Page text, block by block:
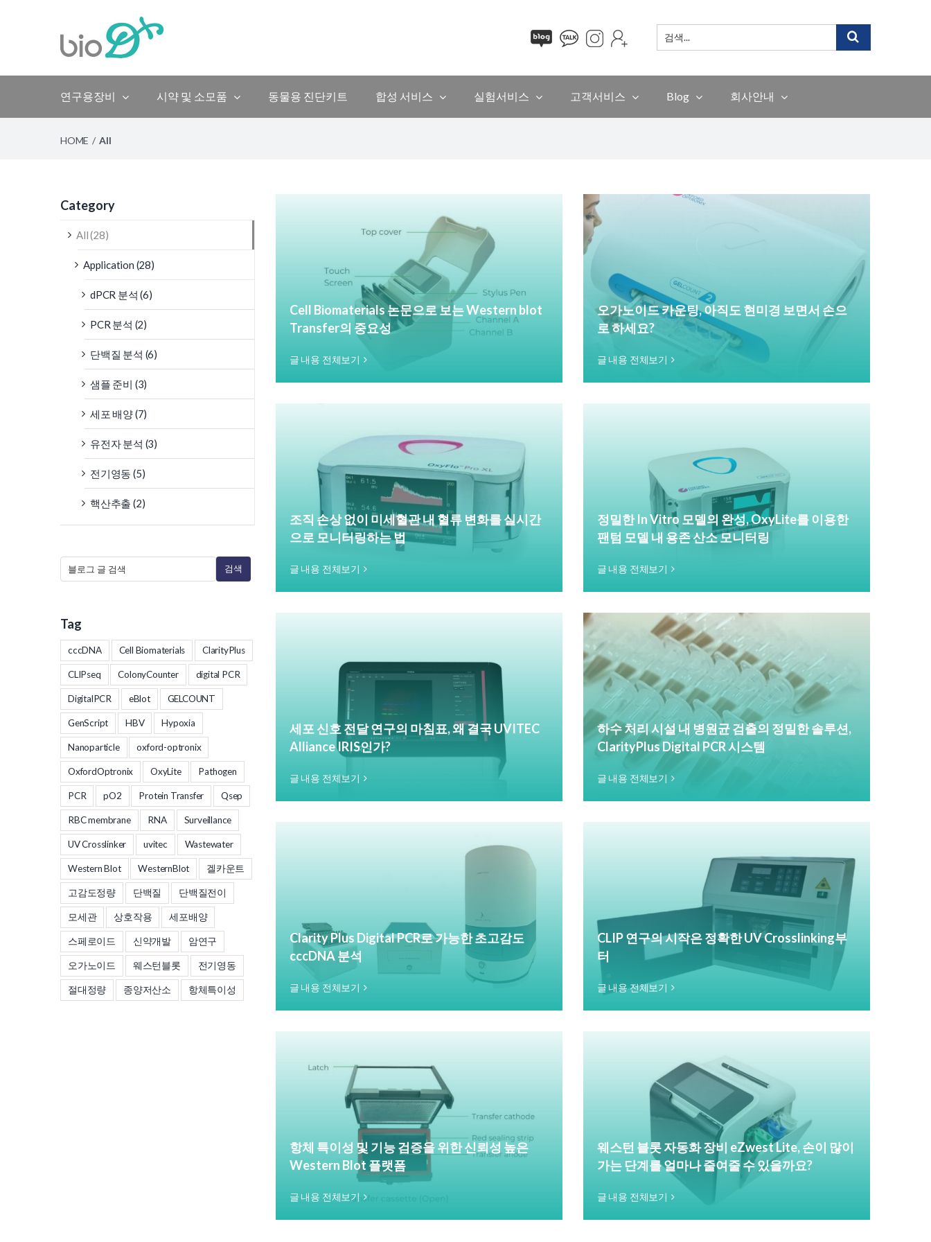
검
색
연구용장비 시약 및 소모품 동물용 진단키트 합성 서비스 실험서비스 고객서비스 Blog 회사안내
HOME / All
Cell Biomaterials 논문으로 보는 Western blot
Transfer의 중요성
글 내용 전체보기
오가노이드 카운팅, 아직도 현미경 보면서 손으
로 하세요?
글 내용 전체보기
조직 손상 없이 미세혈관 내 혈류 변화를 실시간
으로 모니터링하는 법
글 내용 전체보기
정밀한 In Vitro 모델의 완성, OxyLite를 이용한
팬텀 모델 내 용존 산소 모니터링
글 내용 전체보기
세포 신호 전달 연구의 마침표, 왜 결국 UVITEC
Alliance IRIS인가?
글 내용 전체보기
하수 처리 시설 내 병원균 검출의 정밀한 솔루션,
ClarityPlus Digital PCR 시스템
글 내용 전체보기
Clarity Plus Digital PCR로 가능한 초고감도
cccDNA 분석
글 내용 전체보기
CLIP 연구의 시작은 정확한 UV Crosslinking부
터
글 내용 전체보기
항체 특이성 및 기능 검증을 위한 신뢰성 높은
Western Blot 플랫폼
글 내용 전체보기
웨스턴 블롯 자동화 장비 eZwest Lite, 손이 많이
가는 단계를 얼마나 줄여줄 수 있을까요?
글 내용 전체보기
Category
All (28)
Application (28)
dPCR 분석 (6)
PCR 분석 (2)
단백질 분석 (6)
샘플 준비 (3)
세포 배양 (7)
유전자 분석 (3)
전기영동 (5)
핵산추출 (2)
검색
Tag
cccDNA Cell Biomaterials ClarityPlus
CLIPseq ColonyCounter digital PCR
DigitalPCR eBlot GELCOUNT
GenScript HBV Hypoxia
Nanoparticle oxford-optronix
OxfordOptronix OxyLite Pathogen
PCR pO2 Protein Transfer Qsep
RBC membrane RNA Surveillance
UV Crosslinker uvitec Wastewater
Western Blot WesternBlot 겔카운트
고감도정량 단백질 단백질전이
모세관 상호작용 세포배양
스페로이드 신약개발 암연구
오가노이드 웨스턴블롯 전기영동
절대정량 종양저산소 항체특이성